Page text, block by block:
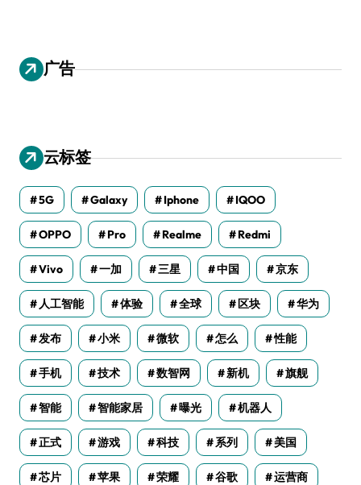
广告
云标签
5G Galaxy Iphone IQOO
OPPO Pro Realme Redmi
Vivo 一加 三星 中国 京东
人工智能 体验 全球 区块 华为
发布 小米 微软 怎么 性能
手机 技术 数智网 新机 旗舰
智能 智能家居 曝光 机器人
正式 游戏 科技 系列 美国
芯片 苹果 荣耀 谷歌 运营商